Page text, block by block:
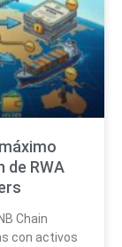
RWA
Chain
con activos